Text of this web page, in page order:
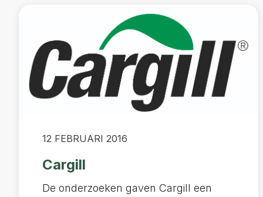
12 FEBRUARI 2016
Cargill
De onderzoeken gaven Cargill een